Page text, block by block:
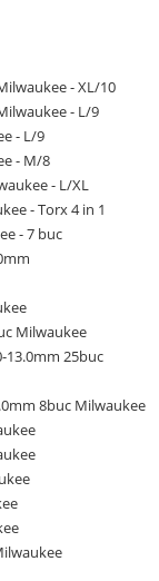
- XL/10
- L/9
- L/9
- M/8
- L/XL
- Torx 4 in 1
- 7 buc
Milwaukee
25buc
8buc Milwaukee